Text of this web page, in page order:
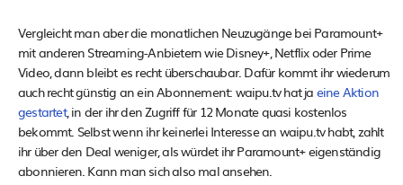
Vergleicht man aber die monatlichen Neuzugänge bei Paramount+
mit anderen Streaming-Anbietern wie Disney+, Netflix oder Prime
Video, dann bleibt es recht überschaubar. Dafür kommt ihr wiederum
auch recht günstig an ein Abonnement: waipu.tv hat ja eine Aktion
gestartet, in der ihr den Zugriff für 12 Monate quasi kostenlos
bekommt. Selbst wenn ihr keinerlei Interesse an waipu.tv habt, zahlt
ihr über den Deal weniger, als würdet ihr Paramount+ eigenständig
abonnieren. Kann man sich also mal ansehen.